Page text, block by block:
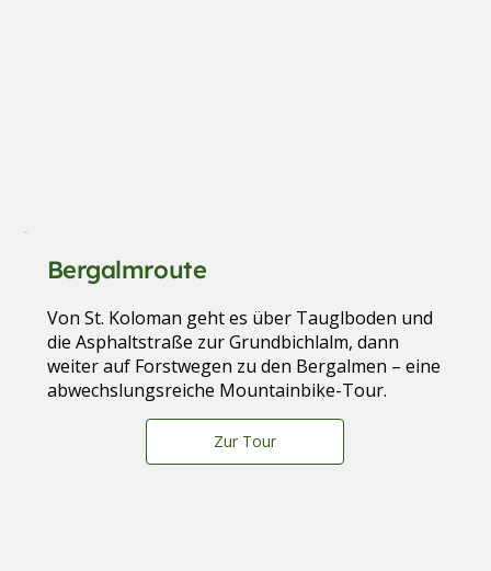
Bergalmroute
Von St. Koloman geht es über Tauglboden und
die Asphaltstraße zur Grundbichlalm, dann
weiter auf Forstwegen zu den Bergalmen – eine
abwechslungsreiche Mountainbike-Tour.
Zur Tour